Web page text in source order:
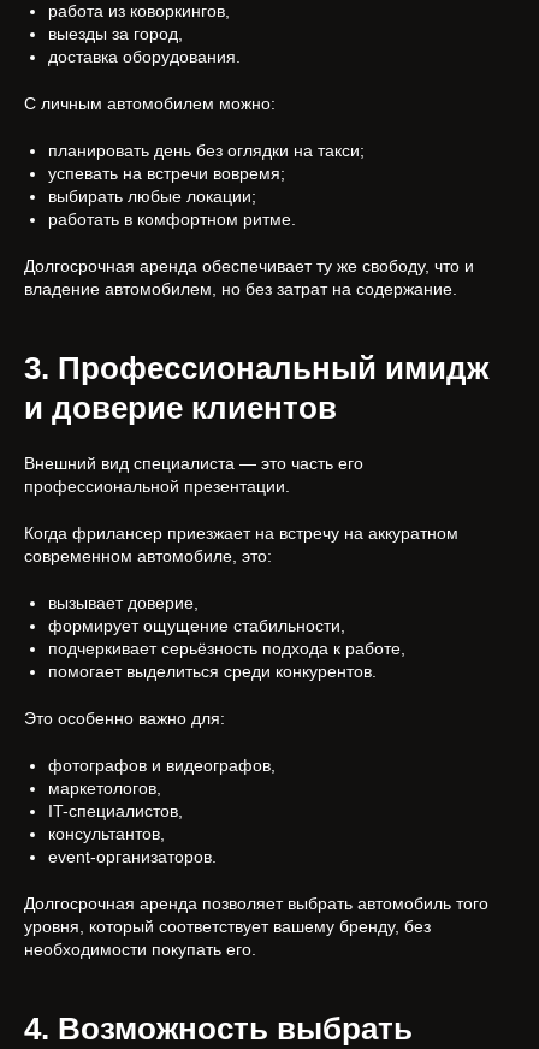
работа из коворкингов,
выезды за город,
доставка оборудования.
С личным автомобилем можно:
планировать день без оглядки на такси;
успевать на встречи вовремя;
выбирать любые локации;
работать в комфортном ритме.
Долгосрочная аренда обеспечивает ту же свободу, что и
владение автомобилем, но без затрат на содержание.
3. Профессиональный имидж
и доверие клиентов
Внешний вид специалиста — это часть его
профессиональной презентации.
Когда фрилансер приезжает на встречу на аккуратном
современном автомобиле, это:
вызывает доверие,
формирует ощущение стабильности,
подчеркивает серьёзность подхода к работе,
помогает выделиться среди конкурентов.
Это особенно важно для:
фотографов и видеографов,
маркетологов,
IT-специалистов,
консультантов,
event-организаторов.
Долгосрочная аренда позволяет выбрать автомобиль того
уровня, который соответствует вашему бренду, без
необходимости покупать его.
4. Возможность выбрать